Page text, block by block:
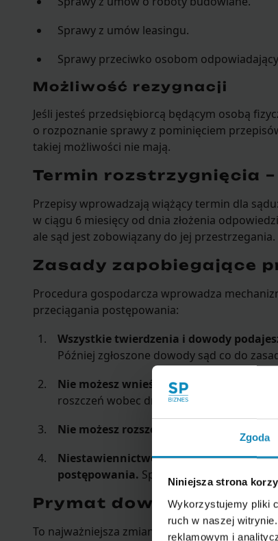
Zgoda
Niniejsza strona
Wykorzystujemy pliki
ruch w naszej
reklamowym i
Sprawy z umów leasingu.
Sprawy przeciwko osobom
Możliwość rezygnacji
Jeśli jesteś przedsiębiorcą będącym osobą
o rozpoznanie sprawy z pominięciem
takiej możliwości nie mają.
Termin rozstrzygnięcia
Przepisy wprowadzają wiążący termin dla
w ciągu 6 miesięcy od dnia złożenia
ale sąd jest zobowiązany do jej przestrzegania.
Zasady zapobiegające
Procedura gospodarcza wprowadza
przeciągania postępowania:
Wszystkie twierdzenia i dowody
Później zgłoszone dowody sąd co do
Nie możesz wnieść powództwa
roszczeń wobec drugiej strony, musisz
Nie możesz rozszerzać roszczeń w
Niestawiennictwo strony na rozprawie
postępowania. Sprawa toczy się dalej,
Prymat dowodów z
To najważniejsza zmiana w postępowaniu